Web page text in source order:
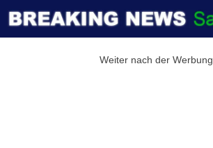
Weiter nach der Werbung